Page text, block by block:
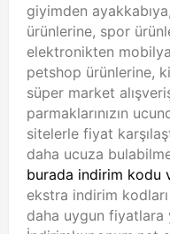
giyimden
ürünlerine, spor
elektronikten
petshop ürünlerine,
süper market
parmaklarınızın
sitelerle fiyat
daha ucuza
burada indirim kodu
ekstra indirim
daha uygun fiyatlara